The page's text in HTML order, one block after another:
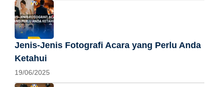
Jenis-Jenis Fotografi Acara yang Perlu Anda
Ketahui
19/06/2025